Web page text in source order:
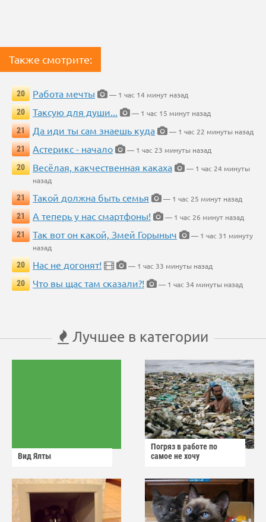
Также смотрите:
20 Работа мечты
— 1 час 14 минут назад
20
Таксую для души...
— 1 час 15 минут назад
21
Да иди ты сам знаешь куда
— 1 час 22 минуты назад
21
Астерикс - начало
— 1 час 23 минуты назад
20
Весёлая, какчественная какаха
— 1 час 24 минуты
назад
21
Такой должна быть семья
— 1 час 25 минут назад
21
А теперь у нас смартфоны!
— 1 час 26 минут назад
21
Так вот он какой, Змей Горыныч
— 1 час 31 минуту
назад
20
Нас не догонят!
— 1 час 33 минуты назад
20
Что вы щас там сказали?! — 1 час 34 минуты назад
Лучшее в категории
Вид Ялты
Погряз в работе по
самое не хочу